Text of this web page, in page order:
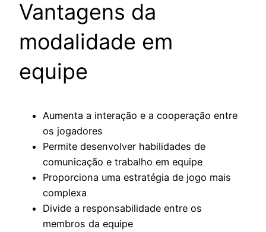
Vantagens da
modalidade em
equipe
Aumenta a interação e a cooperação entre
os jogadores
Permite desenvolver habilidades de
comunicação e trabalho em equipe
Proporciona uma estratégia de jogo mais
complexa
Divide a responsabilidade entre os
membros da equipe